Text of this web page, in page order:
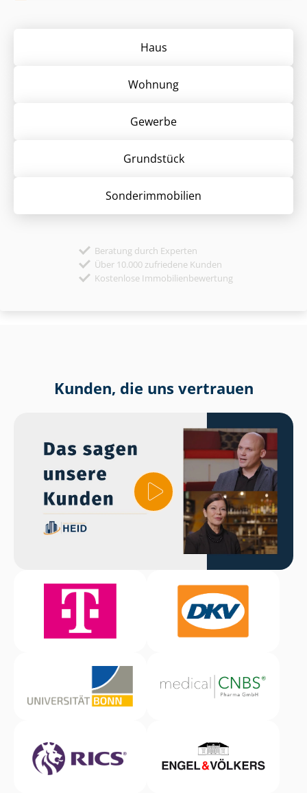
Haus
Wohnung
Gewerbe
Grund­stück
Sonder­immobilien
Beratung durch Experten
Über 10.000 zufriedene Kunden
Kostenlose Immobilienbewertung
Kunden, die uns vertrauen